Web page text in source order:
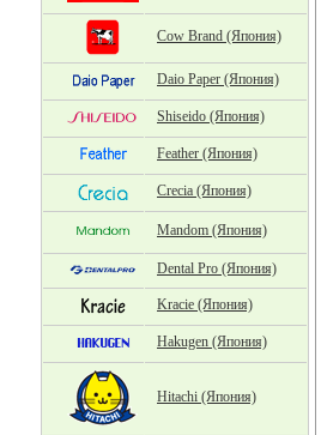
Cow Brand (Япония)
Daio Paper (Япония)
Shiseido (Япония)
Feather (Япония)
Crecia (Япония)
Mandom (Япония)
Dental Pro (Япония)
Kracie (Япония)
Hakugen (Япония)
Hitachi (Япония)